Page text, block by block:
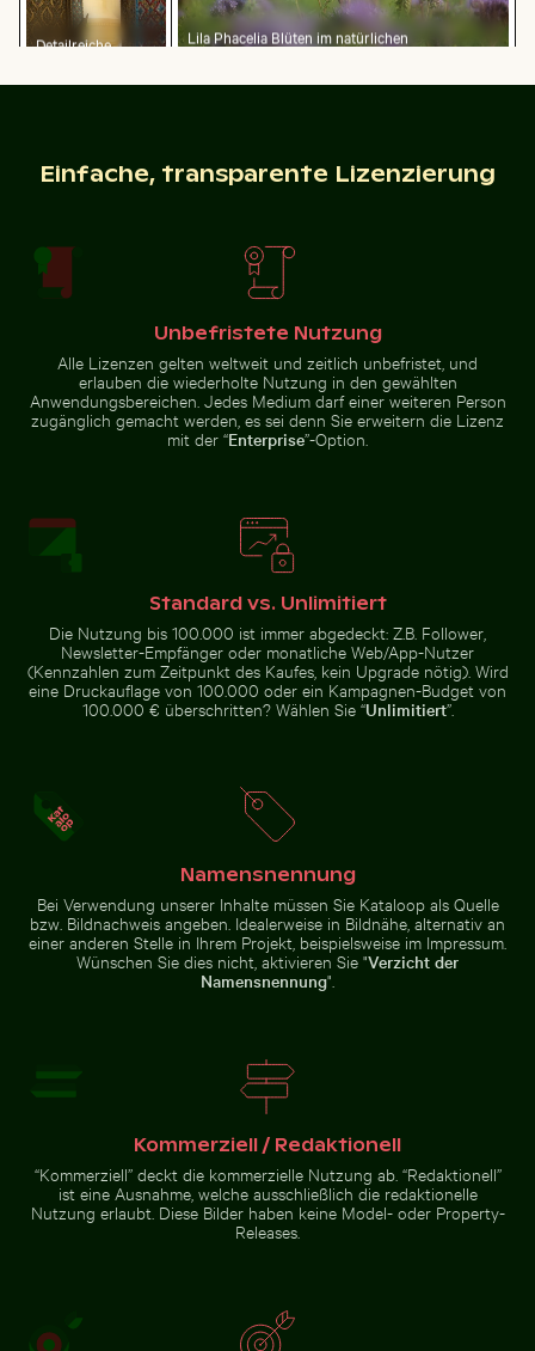
Detailreiche Lila Phacelia Blüten im natürlichen
Wiesenambiente
Scotts Head mit Sendeturm Golfwagen in Holbox
Verkehr am Ratchaprasong-
Kreuzung in Bangkok
Mann auf Motorrad an belebter
Kreuzung in Hanoi
Leuchtende lila Astern in natürlicher Umgebung
Leuchtende lila Astern in
Flugzeugflügel gegen
Flugzeugflügel gegen
Fluges
Gefrorener Ast mit kunstvollen Eisformationen
Ruhiger Strand mit Treibholz und Meeresblick
Ruhiger Strand mit Treibholz und
Meeresblick
Neugierige Katze lugt unter
Neugierige Katze lugt unter
weißem Tuch hervor
Gefrorene Zweige mit Eiskristallen bedeckt
Eiskristallen bedeckt
Elegante Schwäne
der Ostsee
Einfache, transparente Lizenzierung
Unbefristete Nutzung
Alle Lizenzen gelten weltweit und zeitlich unbefristet, und
erlauben die wiederholte Nutzung in den gewählten
Anwendungsbereichen. Jedes Medium darf einer weiteren Person
zugänglich gemacht werden, es sei denn Sie erweitern die Lizenz
mit der “Enterprise”-Option.
Standard vs. Unlimitiert
Die Nutzung bis 100.000 ist immer abgedeckt: Z.B. Follower,
Newsletter-Empfänger oder monatliche Web/App-Nutzer
(Kennzahlen zum Zeitpunkt des Kaufes, kein Upgrade nötig). Wird
eine Druckauflage von 100.000 oder ein Kampagnen-Budget von
100.000 € überschritten? Wählen Sie “Unlimitiert”.
Namensnennung
Bei Verwendung unserer Inhalte müssen Sie Kataloop als Quelle
bzw. Bildnachweis angeben. Idealerweise in Bildnähe, alternativ an
einer anderen Stelle in Ihrem Projekt, beispielsweise im Impressum.
Wünschen Sie dies nicht, aktivieren Sie "Verzicht der
Namensnennung".
Kommerziell / Redaktionell
“Kommerziell” deckt die kommerzielle Nutzung ab. “Redaktionell”
ist eine Ausnahme, welche ausschließlich die redaktionelle
Nutzung erlaubt. Diese Bilder haben keine Model- oder Property-
Releases.